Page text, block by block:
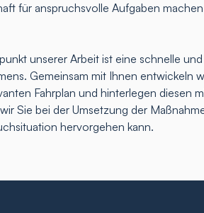
für anspruchsvolle Aufgaben
unserer Arbeit ist eine schnelle
Gemeinsam mit Ihnen entwickeln
Fahrplan und hinterlegen diesen
Sie bei der Umsetzung der
hervorgehen kann.